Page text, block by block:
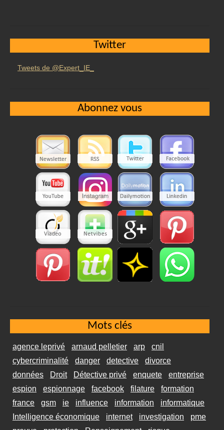
Twitter
Tweets de @Expert_IE_
Abonnez vous
Mots clés
agence leprivé arnaud pelletier arp
cnil
cybercriminalité
danger detective
divorce
données
Droit Détective privé enquete
entreprise
espion
espionnage facebook filature
formation
france
gsm ie influence information
informatique
Intelligence économique
internet investigation
pme